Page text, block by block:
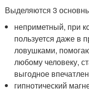
Выделяются 3
неприметный, при
пользуется даже в
ловушками,
любому человеку,
выгодное
гипнотический